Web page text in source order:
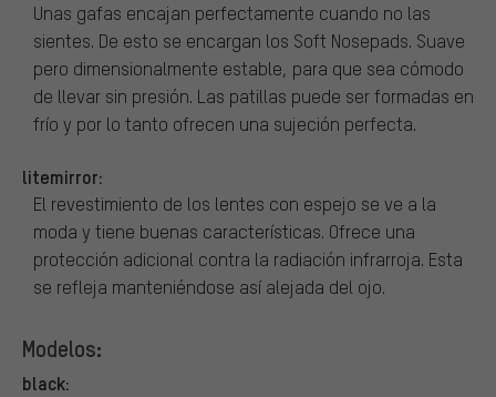
Unas gafas encajan perfectamente cuando no las
sientes. De esto se encargan los Soft Nosepads. Suave
pero dimensionalmente estable, para que sea cómodo
de llevar sin presión. Las patillas puede ser formadas en
frío y por lo tanto ofrecen una sujeción perfecta.
litemirror:
El revestimiento de los lentes con espejo se ve a la
moda y tiene buenas características. Ofrece una
protección adicional contra la radiación infrarroja. Esta
se refleja manteniéndose así alejada del ojo.
Modelos:
black: